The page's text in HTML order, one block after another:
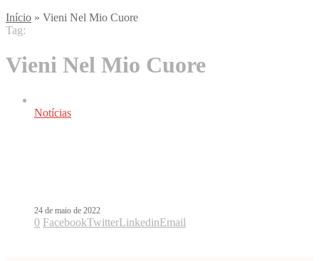
Início » Vieni Nel Mio Cuore
Tag:
Vieni Nel Mio Cuore
Notícias
24 de maio de 2022
0 FacebookTwitterLinkedinEmail